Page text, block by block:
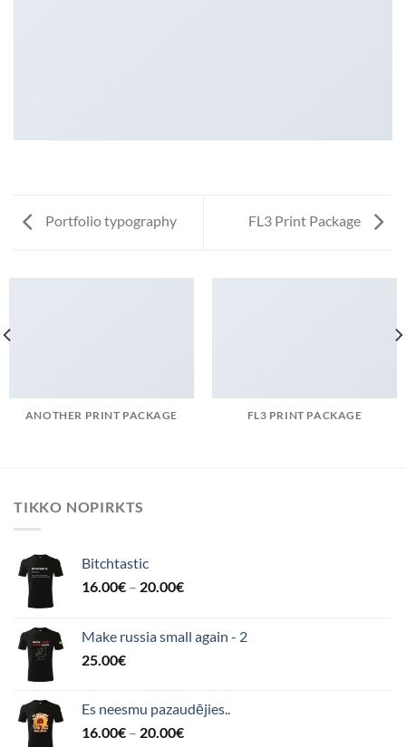
Portfolio typography FL3 Print Package
ANOTHER PRINT PACKAGE FL3 PRINT PACKAGE
TIKKO NOPIRKTS
Bitchtastic
16.00€ – 20.00€
Make russia small again - 2
25.00€
Es neesmu pazaudējies..
16.00€ – 20.00€